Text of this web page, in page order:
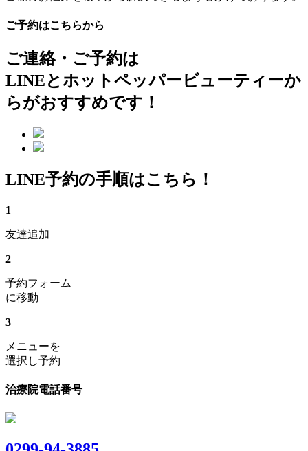
ご予約はこちらから
ご連絡・ご予約は
LINEとホットペッパービューティーか
らがおすすめです！
LINE予約の手順はこちら！
1
友達追加
2
予約フォーム
に移動
3
メニューを
選択し予約
治療院電話番号